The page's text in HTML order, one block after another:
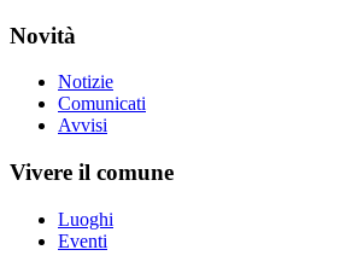
Novità
Notizie
Comunicati
Avvisi
Vivere il comune
Luoghi
Eventi